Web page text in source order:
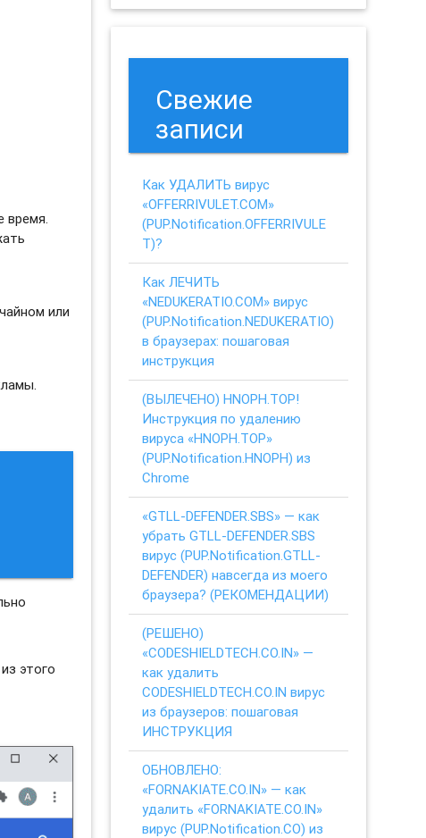
время.
или
этого
Свежие
записи
Как УДАЛИТЬ вирус
«OFFERRIVULET.COM»
(PUP.Notification.OFFERRIVULE
T)?
Как ЛЕЧИТЬ
«NEDUKERATIO.COM» вирус
(PUP.Notification.NEDUKERATIO)
в браузерах: пошаговая
инструкция
(ВЫЛЕЧЕНО) HNOPH.TOP!
Инструкция по удалению
вируса «HNOPH.TOP»
(PUP.Notification.HNOPH) из
Chrome
«GTLL-DEFENDER.SBS» — как
убрать GTLL-DEFENDER.SBS
вирус (PUP.Notification.GTLL-
DEFENDER) навсегда из моего
браузера? (РЕКОМЕНДАЦИИ)
(РЕШЕНО)
«CODESHIELDTECH.CO.IN» —
как удалить
CODESHIELDTECH.CO.IN вирус
из браузеров: пошаговая
ИНСТРУКЦИЯ
ОБНОВЛЕНО:
«FORNAKIATE.CO.IN» — как
удалить «FORNAKIATE.CO.IN»
вирус (PUP.Notification.CO) из